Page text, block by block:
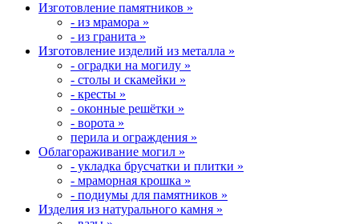
Изготовление памятников »
- из мрамора »
- из гранита »
Изготовление изделий из металла »
- оградки на могилу »
- столы и скамейки »
- кресты »
- оконные решётки »
- ворота »
перила и ограждения »
Облагораживание могил »
- укладка брусчатки и плитки »
- мраморная крошка »
- подиумы для памятников »
Изделия из натурального камня »